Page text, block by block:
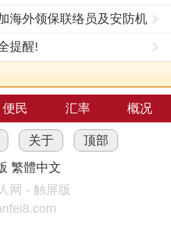
海外领保联络员及安防机
提醒!
便民 汇率 概况
关于
顶部
繁體中文
网 - 触屏版